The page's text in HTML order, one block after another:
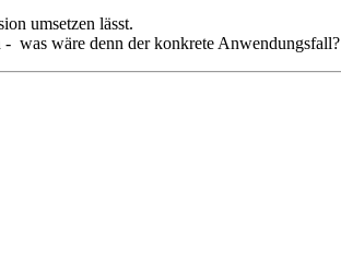
umsetzen lässt.
was wäre denn der konkrete Anwendungsfall?